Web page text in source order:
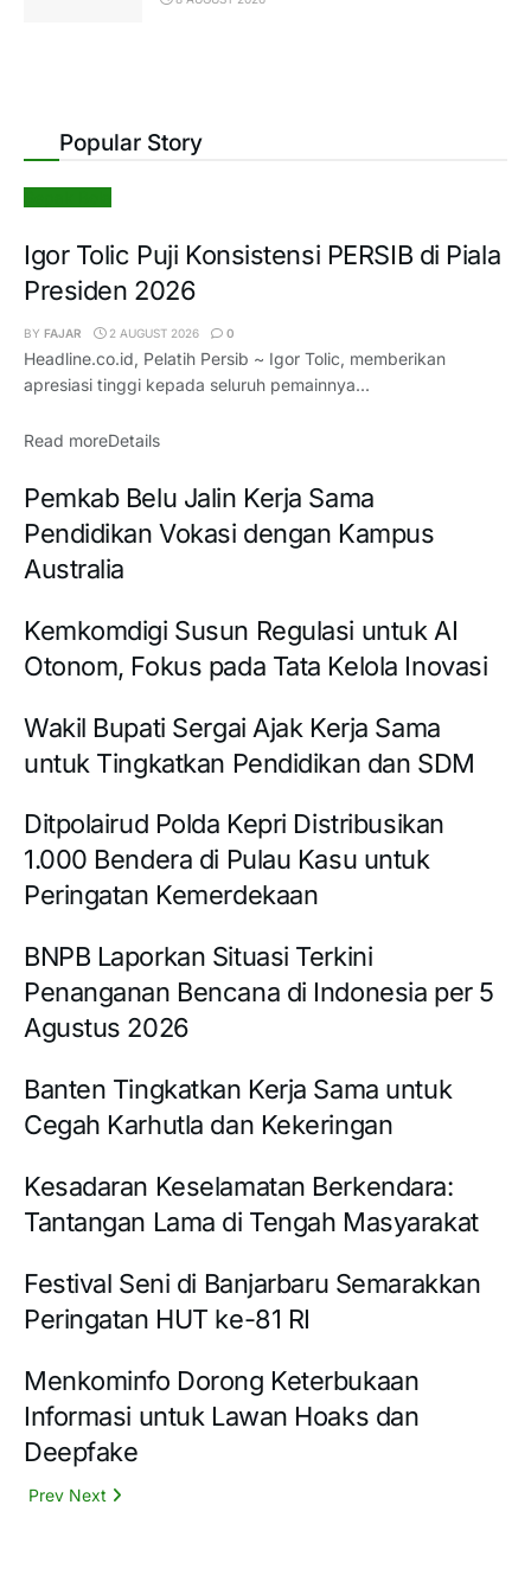
Popular Story
Igor Tolic Puji Konsistensi PERSIB di Piala
Presiden 2026
BY FAJAR 2 AUGUST 2026 0
Headline.co.id, Pelatih Persib ~ Igor Tolic, memberikan
apresiasi tinggi kepada seluruh pemainnya...
Read moreDetails
Pemkab Belu Jalin Kerja Sama
Pendidikan Vokasi dengan Kampus
Australia
Kemkomdigi Susun Regulasi untuk AI
Otonom, Fokus pada Tata Kelola Inovasi
Wakil Bupati Sergai Ajak Kerja Sama
untuk Tingkatkan Pendidikan dan SDM
Ditpolairud Polda Kepri Distribusikan
1.000 Bendera di Pulau Kasu untuk
Peringatan Kemerdekaan
BNPB Laporkan Situasi Terkini
Penanganan Bencana di Indonesia per 5
Agustus 2026
Banten Tingkatkan Kerja Sama untuk
Cegah Karhutla dan Kekeringan
Kesadaran Keselamatan Berkendara:
Tantangan Lama di Tengah Masyarakat
Festival Seni di Banjarbaru Semarakkan
Peringatan HUT ke-81 RI
Menkominfo Dorong Keterbukaan
Informasi untuk Lawan Hoaks dan
Deepfake
Prev Next